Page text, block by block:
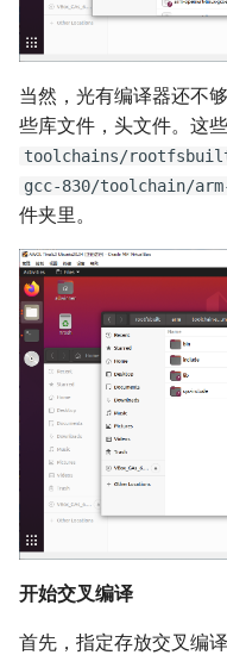
当然，光有编译器还不
些库文件，头文件。这
toolchains/
gcc-830/toolchain/
件夹里。
开始交叉编译
首先，指定存放交叉编